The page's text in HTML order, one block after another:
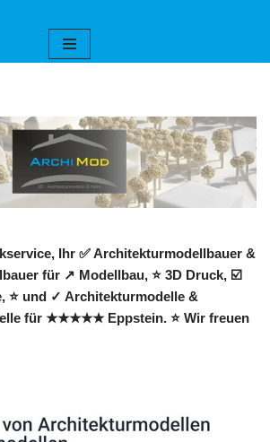
Ihr ✅ Architekturmodellbauer &
für ↗️ Modellbau, ⭐ 3D Druck, ☑️
⭐ und ✓ Architekturmodelle &
für ★★★★★ Eppstein. ⭐ Wir freuen